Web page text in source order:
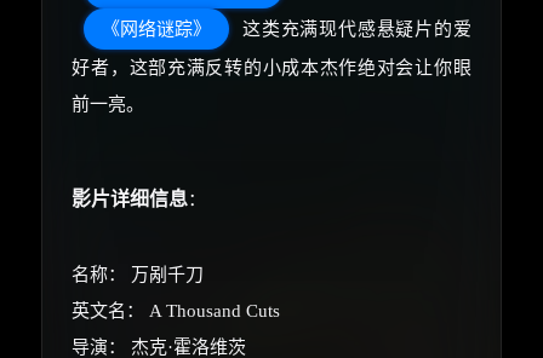
《网络谜踪》
这类充满现代感悬疑片的爱
好者，这部充满反转的小成本杰作绝对会让你眼
前一亮。
影片详细信息：
名称： 万剐千刀
英文名： A Thousand Cuts
导演： 杰克·霍洛维茨